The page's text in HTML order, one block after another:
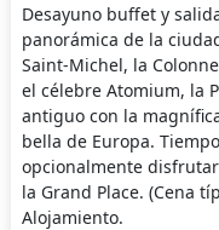
Desayuno buffet y
panorámica de la
Saint-Michel, la
el célebre Atomium, la
antiguo con la
bella de Europa.
opcionalmente
la Grand Place. (Cena
Alojamiento.